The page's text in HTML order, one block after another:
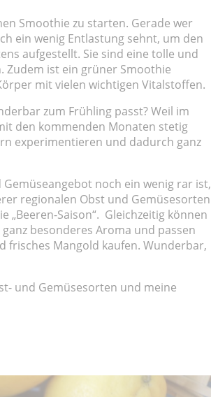
Smoothie zu starten. Gerade wer
ein wenig Entlastung sehnt, um den
aufgestellt. Sie sind eine tolle und
Zudem ist ein grüner Smoothie
mit vielen wichtigen Vitalstoffen.
zum Frühling passt? Weil im
den kommenden Monaten stetig
experimentieren und dadurch ganz
noch ein wenig rar ist,
regionalen Obst und Gemüsesorten
Saison“. Gleichzeitig können
besonderes Aroma und passen
frisches Mangold kaufen. Wunderbar,
und Gemüsesorten und meine